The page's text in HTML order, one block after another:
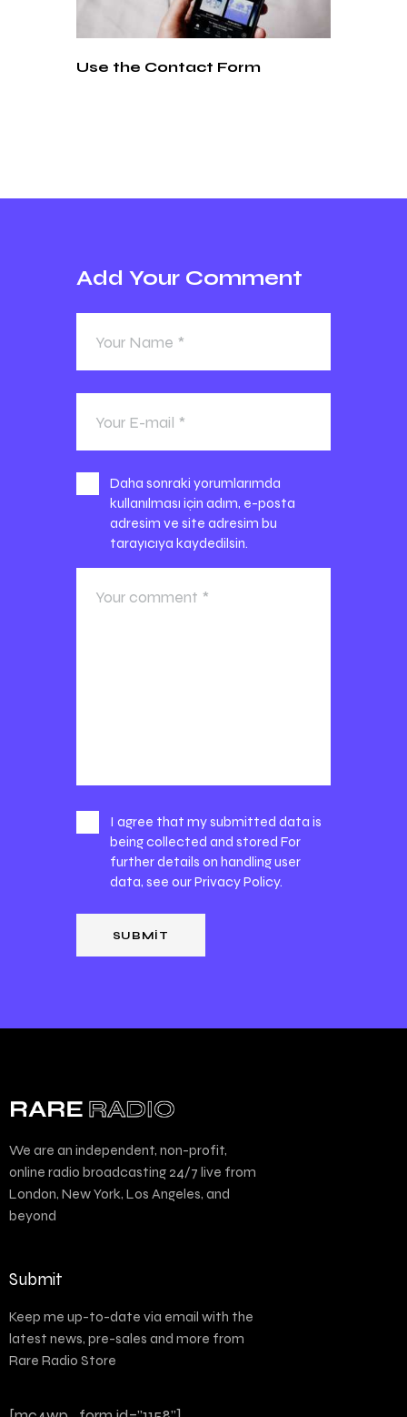
Use the Contact Form
Add Your Comment
Daha sonraki yorumlarımda
kullanılması için adım, e-posta
adresim ve site adresim bu
tarayıcıya kaydedilsin.
I agree that my submitted data is
being collected and stored For
further details on handling user
data, see ourPrivacy Policy.
We are an independent, non-profit,
online radio broadcasting 24/7 live from
London, New York, Los Angeles, and
beyond
Submit
Keep me up-to-date via email with the
latest news, pre-sales and more from
Rare Radio Store